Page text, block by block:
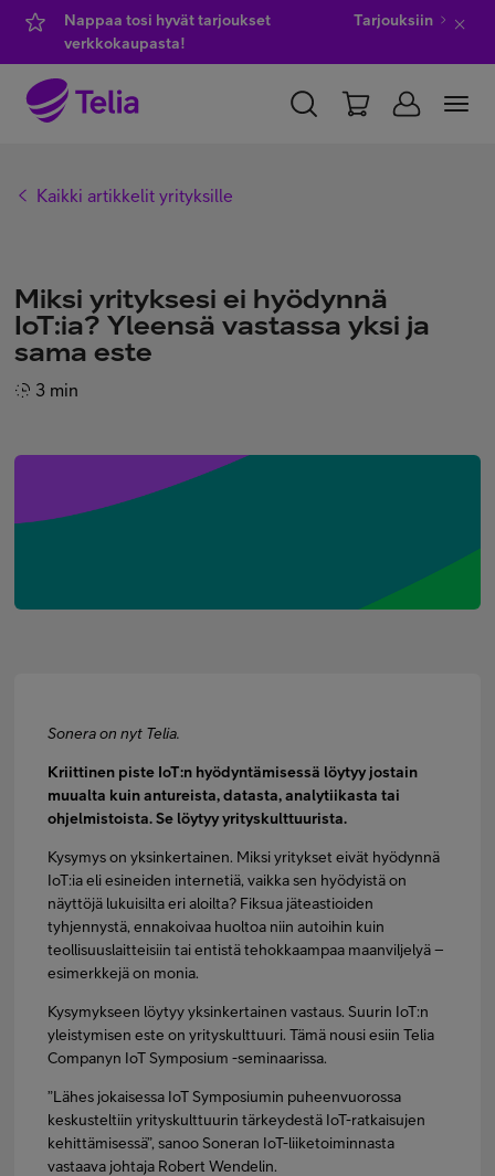
Nappaa tosi hyvät tarjoukset
verkkokaupasta!
Tarjouksiin
IT-palvelut
Minun Telia Yrityksille
Kaikki artikkelit yrityksille
Miksi yrityksesi ei hyödynnä
IoT:ia? Yleensä vastassa yksi ja
sama este
3 min
Sonera on nyt Telia.
Kriittinen piste IoT:n hyödyntämisessä löytyy jostain
muualta kuin antureista, datasta, analytiikasta tai
ohjelmistoista. Se löytyy yrityskulttuurista.
Kysymys on yksinkertainen. Miksi yritykset eivät hyödynnä
IoT:ia eli esineiden internetiä, vaikka sen hyödyistä on
näyttöjä lukuisilta eri aloilta? Fiksua jäteastioiden
tyhjennystä, ennakoivaa huoltoa niin autoihin kuin
teollisuuslaitteisiin tai entistä tehokkaampaa maanviljelyä –
esimerkkejä on monia.
Kysymykseen löytyy yksinkertainen vastaus. Suurin IoT:n
yleistymisen este on yrityskulttuuri. Tämä nousi esiin Telia
Companyn IoT Symposium -seminaarissa.
”Lähes jokaisessa IoT Symposiumin puheenvuorossa
keskusteltiin yrityskulttuurin tärkeydestä IoT-ratkaisujen
kehittämisessä”, sanoo Soneran IoT-liiketoiminnasta
vastaava johtaja Robert Wendelin.